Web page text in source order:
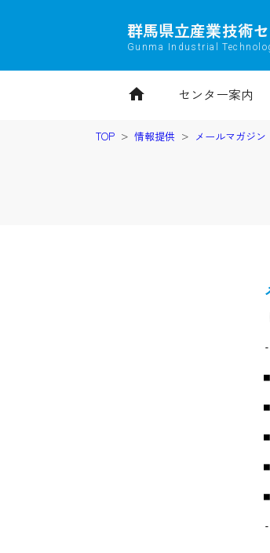
群馬県立産業技術
Gunma Industrial
home センター案内
TOP 情報提供 メールマガジン